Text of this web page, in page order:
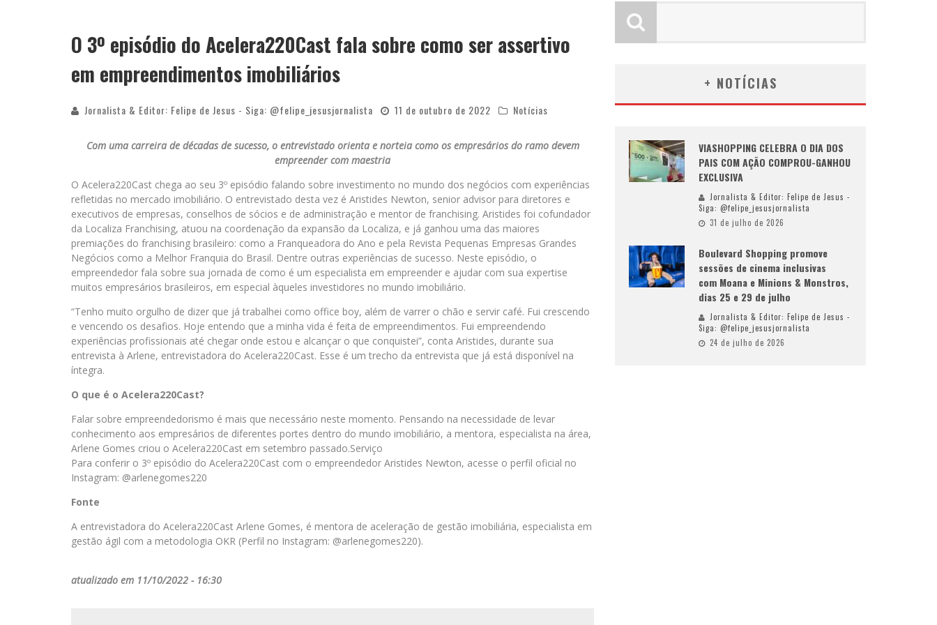
O 3º episódio do Acelera220Cast fala sobre como ser assertivo
em empreendimentos imobiliários
Jornalista & Editor: Felipe de Jesus - Siga: @felipe_jesusjornalista 11 de outubro de 2022 Notícias
Com uma carreira de décadas de sucesso, o entrevistado orienta e norteia como os empresários do ramo devem
empreender com maestria
O Acelera220Cast chega ao seu 3º episódio falando sobre investimento no mundo dos negócios com experiências
refletidas no mercado imobiliário. O entrevistado desta vez é Aristides Newton, senior advisor para diretores e
executivos de empresas, conselhos de sócios e de administração e mentor de franchising. Aristides foi cofundador
da Localiza Franchising, atuou na coordenação da expansão da Localiza, e já ganhou uma das maiores
premiações do franchising brasileiro: como a Franqueadora do Ano e pela Revista Pequenas Empresas Grandes
Negócios como a Melhor Franquia do Brasil. Dentre outras experiências de sucesso. Neste episódio, o
empreendedor fala sobre sua jornada de como é um especialista em empreender e ajudar com sua expertise
muitos empresários brasileiros, em especial àqueles investidores no mundo imobiliário.
“Tenho muito orgulho de dizer que já trabalhei como office boy, além de varrer o chão e servir café. Fui crescendo
e vencendo os desafios. Hoje entendo que a minha vida é feita de empreendimentos. Fui empreendendo
experiências profissionais até chegar onde estou e alcançar o que conquistei”, conta Aristides, durante sua
entrevista à Arlene, entrevistadora do Acelera220Cast. Esse é um trecho da entrevista que já está disponível na
íntegra.
O que é o Acelera220Cast?
Falar sobre empreendedorismo é mais que necessário neste momento. Pensando na necessidade de levar
conhecimento aos empresários de diferentes portes dentro do mundo imobiliário, a mentora, especialista na área,
Arlene Gomes criou o Acelera220Cast em setembro passado.Serviço
Para conferir o 3º episódio do Acelera220Cast com o empreendedor Aristides Newton, acesse o perfil oficial no
Instagram: @arlenegomes220
Fonte
A entrevistadora do Acelera220Cast Arlene Gomes, é mentora de aceleração de gestão imobiliária, especialista em
gestão ágil com a metodologia OKR (Perfil no Instagram: @arlenegomes220).
atualizado em 11/10/2022 - 16:30
+ NOTÍCIAS
VIASHOPPING CELEBRA O DIA DOS
PAIS COM AÇÃO COMPROU-GANHOU
EXCLUSIVA
Jornalista & Editor: Felipe de Jesus -
Siga: @felipe_jesusjornalista
31 de julho de 2026
Boulevard Shopping promove
sessões de cinema inclusivas
com Moana e Minions & Monstros,
dias 25 e 29 de julho
Jornalista & Editor: Felipe de Jesus -
Siga: @felipe_jesusjornalista
24 de julho de 2026